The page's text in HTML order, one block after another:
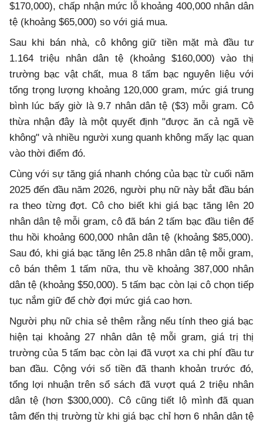
$170,000), chấp nhận mức lỗ khoảng 400,000 nhân dân
tệ (khoảng $65,000) so với giá mua.
Sau khi bán nhà, cô không giữ tiền mặt mà đầu tư
1.164 triệu nhân dân tệ (khoảng $160,000) vào thị
trường bạc vật chất, mua 8 tấm bạc nguyên liệu với
tổng trọng lượng khoảng 120,000 gram, mức giá trung
bình lúc bấy giờ là 9.7 nhân dân tệ ($3) mỗi gram. Cô
thừa nhận đây là một quyết định "được ăn cả ngã về
không" và nhiều người xung quanh không mấy lạc quan
vào thời điểm đó.
Cùng với sự tăng giá nhanh chóng của bạc từ cuối năm
2025 đến đầu năm 2026, người phụ nữ này bắt đầu bán
ra theo từng đợt. Cô cho biết khi giá bạc tăng lên 20
nhân dân tệ mỗi gram, cô đã bán 2 tấm bạc đầu tiên để
thu hồi khoảng 600,000 nhân dân tệ (khoảng $85,000).
Sau đó, khi giá bạc tăng lên 25.8 nhân dân tệ mỗi gram,
cô bán thêm 1 tấm nữa, thu về khoảng 387,000 nhân
dân tệ (khoảng $50,000). 5 tấm bạc còn lại cô chọn tiếp
tục nắm giữ để chờ đợi mức giá cao hơn.
Người phụ nữ chia sẻ thêm rằng nếu tính theo giá bạc
hiện tại khoảng 27 nhân dân tệ mỗi gram, giá trị thị
trường của 5 tấm bạc còn lại đã vượt xa chi phí đầu tư
ban đầu. Cộng với số tiền đã thanh khoản trước đó,
tổng lợi nhuận trên sổ sách đã vượt quá 2 triệu nhân
dân tệ (hơn $300,000). Cô cũng tiết lộ mình đã quan
tâm đến thị trường từ khi giá bạc chỉ hơn 6 nhân dân tệ